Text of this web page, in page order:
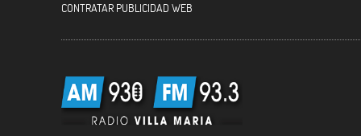
CONTRATAR PUBLICIDAD WEB